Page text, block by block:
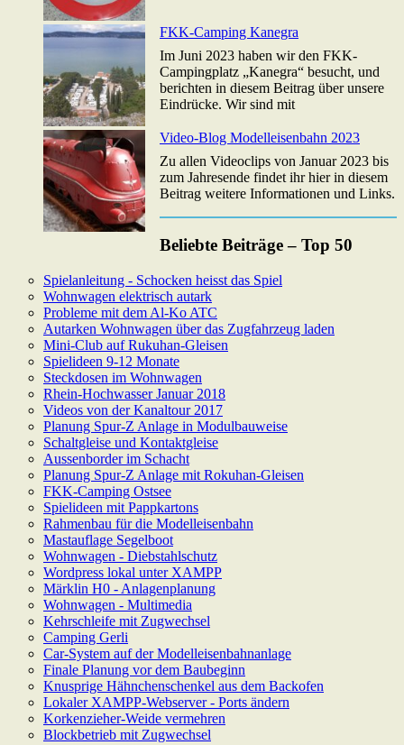
FKK-Camping Kanegra
Im Juni 2023 haben wir den FKK-
Campingplatz „Kanegra“ besucht, und
berichten in diesem Beitrag über unsere
Eindrücke. Wir sind mit
Video-Blog Modelleisenbahn 2023
Zu allen Videoclips von Januar 2023 bis
zum Jahresende findet ihr hier in diesem
Beitrag weitere Informationen und Links.
Beliebte Beiträge – Top 50
Spielanleitung - Schocken heisst das Spiel
Wohnwagen elektrisch autark
Probleme mit dem Al-Ko ATC
Autarken Wohnwagen über das Zugfahrzeug laden
Mini-Club auf Rukuhan-Gleisen
Spielideen 9-12 Monate
Steckdosen im Wohnwagen
Rhein-Hochwasser Januar 2018
Videos von der Kanaltour 2017
Planung Spur-Z Anlage in Modulbauweise
Schaltgleise und Kontaktgleise
Aussenborder im Schacht
Planung Spur-Z Anlage mit Rokuhan-Gleisen
FKK-Camping Ostsee
Spielideen mit Pappkartons
Rahmenbau für die Modelleisenbahn
Mastauflage Segelboot
Wohnwagen - Diebstahlschutz
Wordpress lokal unter XAMPP
Märklin H0 - Anlagenplanung
Wohnwagen - Multimedia
Kehrschleife mit Zugwechsel
Camping Gerli
Car-System auf der Modelleisenbahnanlage
Finale Planung vor dem Baubeginn
Knusprige Hähnchenschenkel aus dem Backofen
Lokaler XAMPP-Webserver - Ports ändern
Korkenzieher-Weide vermehren
Blockbetrieb mit Zugwechsel